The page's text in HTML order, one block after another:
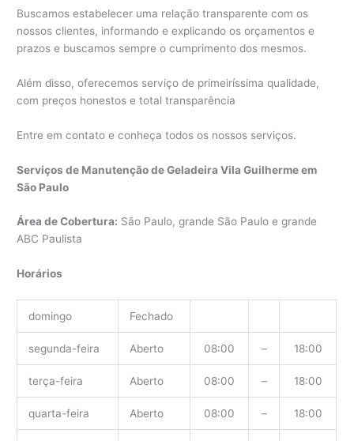
Buscamos estabelecer uma relação transparente com os
nossos clientes, informando e explicando os orçamentos e
prazos e buscamos sempre o cumprimento dos mesmos.
Além disso, oferecemos serviço de primeiríssima qualidade,
com preços honestos e total transparência
Entre em contato e conheça todos os nossos serviços.
Serviços de Manutenção de Geladeira Vila Guilherme em
São Paulo
Área de Cobertura: São Paulo, grande São Paulo e grande
ABC Paulista
Horários
domingo Fechado
segunda-feira Aberto 08:00 – 18:00
terça-feira Aberto 08:00 – 18:00
quarta-feira Aberto 08:00 – 18:00